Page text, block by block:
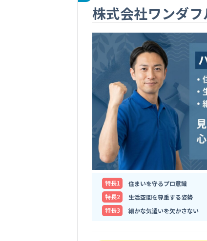
株式会社ワンダ
特⻑1
住まいを守るプロ意識
特⻑2
生活空間を尊重する姿勢
特⻑3
細かな気遣いを欠かさない